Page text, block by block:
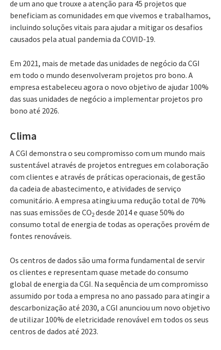
de um ano que trouxe a atenção para 45 projetos que
beneficiam as comunidades em que vivemos e trabalhamos,
incluindo soluções vitais para ajudar a mitigar os desafios
causados pela atual pandemia da COVID-19.
Em 2021, mais de metade das unidades de negócio da CGI
em todo o mundo desenvolveram projetos pro bono. A
empresa estabeleceu agora o novo objetivo de ajudar 100%
das suas unidades de negócio a implementar projetos pro
bono até 2026.
Clima
A CGI demonstra o seu compromisso com um mundo mais
sustentável através de projetos entregues em colaboração
com clientes e através de práticas operacionais, de gestão
da cadeia de abastecimento, e atividades de serviço
comunitário. A empresa atingiu uma redução total de 70%
nas suas emissões de CO2desde 2014 e quase 50% do
consumo total de energia de todas as operações provém de
fontes renováveis.
Os centros de dados são uma forma fundamental de servir
os clientes e representam quase metade do consumo
global de energia da CGI. Na sequência de um compromisso
assumido por toda a empresa no ano passado para atingir a
descarbonização até 2030, a CGI anunciou um novo objetivo
de utilizar 100% de eletricidade renovável em todos os seus
centros de dados até 2023.